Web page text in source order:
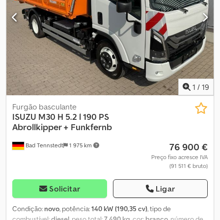
1 / 19
Bad Tennstedt 1 975 km
Furgão basculante
ISUZU M30 H 5.2 l 190 PS
Abrollkipper + Funkfernb
76 900 €
Preço fixo acresce IVA
(91 511 € bruto)
Solicitar Ligar
Condição: novo, potência:140 kW (190,35 cv), tipo de